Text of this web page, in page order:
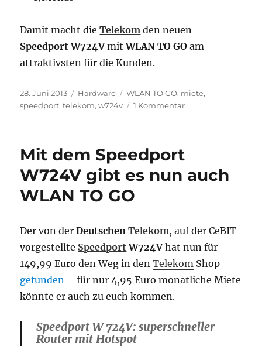
Damit macht dieTelekom den neuen
Speedport W724VmitWLAN TO GO am
attraktivsten für die Kunden.
Veröffentlicht
am
28. Juni 2013 Kategorien
Hardware Schlagwörter
WLAN TO GO, miete,
speedport,telekom,w724v 1 Kommentarzu
Router
Mit dem Speedport
W724V gibt es nun auch
WLAN TO GO
Der von derDeutschenTelekom, auf der CeBIT
vorgestellte SpeedportW724Vhat nun für
149,99 Euro den Weg in denTelekom Shop
gefunden – für nur 4,95 Euro monatliche Miete
könnte er auch zu euch kommen.
Speedport W 724V: superschneller
Router mit Hotspot